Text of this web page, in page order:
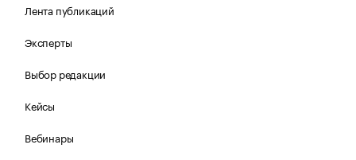
Лента публикаций
Эксперты
Выбор редакции
Кейсы
Вебинары